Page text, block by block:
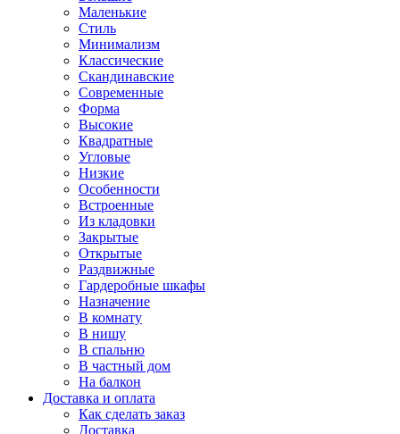
Маленькие
Стиль
Минимализм
Классические
Скандинавские
Современные
Форма
Высокие
Квадратные
Угловые
Низкие
Особенности
Встроенные
Из кладовки
Закрытые
Открытые
Раздвижные
Гардеробные шкафы
Назначение
В комнату
В нишу
В спальню
В частный дом
На балкон
Доставка и оплата
Как сделать заказ
Доставка